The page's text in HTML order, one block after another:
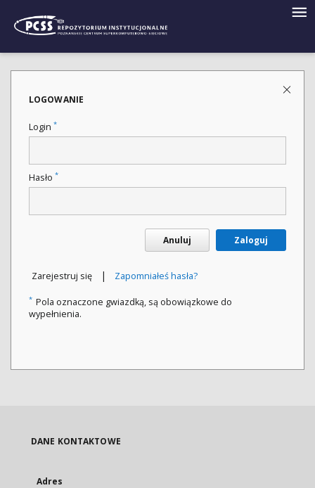
LOGOWANIE
Login *
Hasło *
Anuluj Zaloguj
Zarejestruj się | Zapomniałeś hasła?
* Pola oznaczone gwiazdką, są obowiązkowe do
wypełnienia.
DANE KONTAKTOWE
Adres